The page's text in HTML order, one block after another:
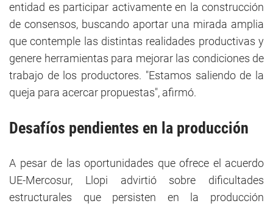
entidad es participar activamente en la construcción
de consensos, buscando aportar una mirada amplia
que contemple las distintas realidades productivas y
genere herramientas para mejorar las condiciones de
trabajo de los productores. "Estamos saliendo de la
queja para acercar propuestas", afirmó.
Desafíos pendientes en la producción
A pesar de las oportunidades que ofrece el acuerdo
UE-Mercosur, Llopi advirtió sobre dificultades
estructurales que persisten en la producción